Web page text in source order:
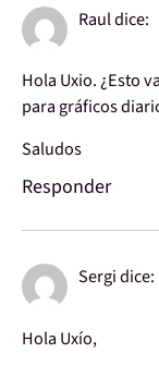
Rauldice:
Hola Uxio. ¿Esto
para gráficos
Saludos
Responder
Sergidice:
Hola Uxío,